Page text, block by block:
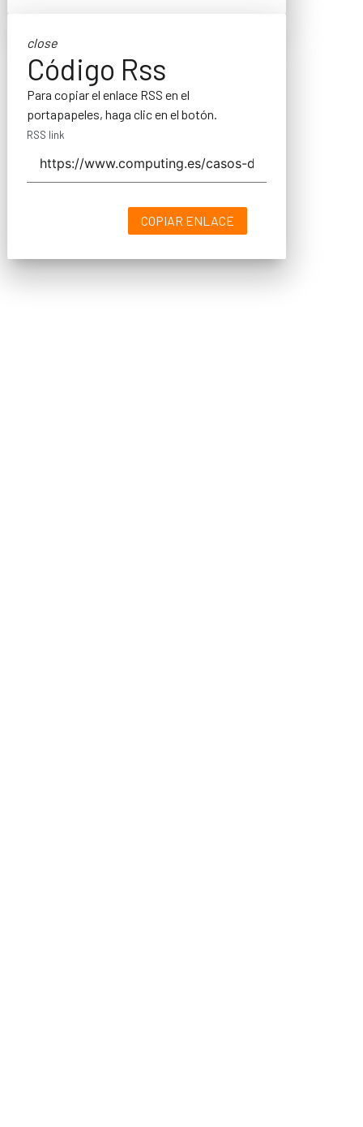
close
Código Rss
Para copiar el enlace RSS en el
portapapeles, haga clic en el botón.
RSS link
COPIAR ENLACE